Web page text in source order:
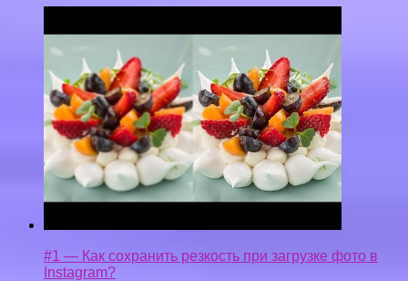
#1 — Как сохранить резкость при загрузке фото в
Instagram?